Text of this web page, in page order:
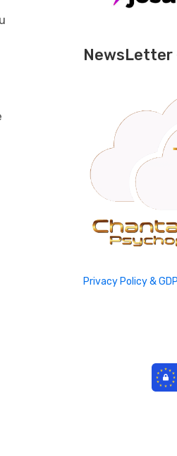
NewsLetter
Privacy Policy &